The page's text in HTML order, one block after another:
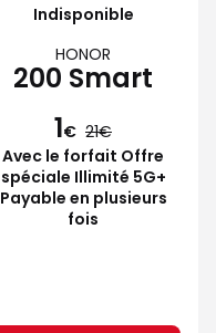
Indisponible
HONOR
200 Smart
1€ 21
Avec le forfait Offre
spéciale Illimité 5G+
Payable en plusieurs
fois